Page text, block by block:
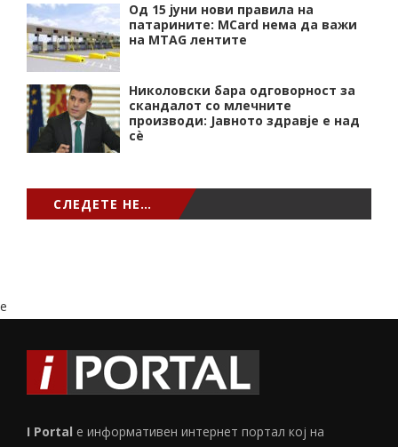
Од 15 јуни нови правила на
патарините: MCard нема да важи
на MTAG лентите
Николовски бара одговорност за
скандалот со млечните
производи: Јавното здравје е над
сѐ
СЛЕДЕТЕ НЕ…
e
I Portal е информативен интернет портал кој на